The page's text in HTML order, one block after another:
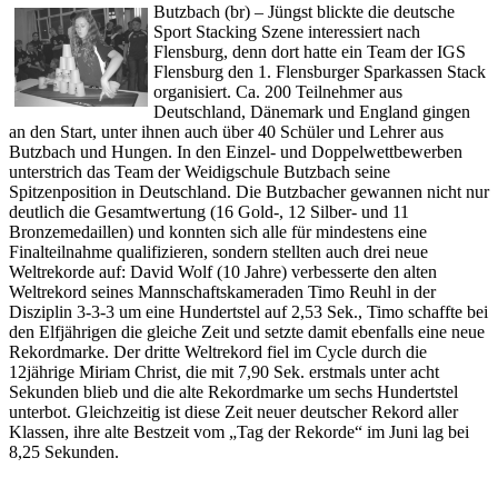
Butzbach (br) – Jüngst blickte die deutsche
Sport Stacking Szene interessiert nach
Flensburg, denn dort hatte ein Team der IGS
Flensburg den 1. Flensburger Sparkassen Stack
organisiert. Ca. 200 Teilnehmer aus
Deutschland, Dänemark und England gingen
an den Start, unter ihnen auch über 40 Schüler und Lehrer aus
Butzbach und Hungen. In den Einzel- und Doppelwettbewerben
unterstrich das Team der Weidigschule Butzbach seine
Spitzenposition in Deutschland. Die Butzbacher gewannen nicht nur
deutlich die Gesamtwertung (16 Gold-, 12 Silber- und 11
Bronzemedaillen) und konnten sich alle für mindestens eine
Finalteilnahme qualifizieren, sondern stellten auch drei neue
Weltrekorde auf: David Wolf (10 Jahre) verbesserte den alten
Weltrekord seines Mannschaftskameraden Timo Reuhl in der
Disziplin 3-3-3 um eine Hundertstel auf 2,53 Sek., Timo schaffte bei
den Elfjährigen die gleiche Zeit und setzte damit ebenfalls eine neue
Rekordmarke. Der dritte Weltrekord fiel im Cycle durch die
12jährige Miriam Christ, die mit 7,90 Sek. erstmals unter acht
Sekunden blieb und die alte Rekordmarke um sechs Hundertstel
unterbot. Gleichzeitig ist diese Zeit neuer deutscher Rekord aller
Klassen, ihre alte Bestzeit vom „Tag der Rekorde“ im Juni lag bei
8,25 Sekunden.